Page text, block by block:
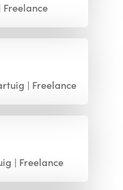
Freelance
Freelance
Freelance